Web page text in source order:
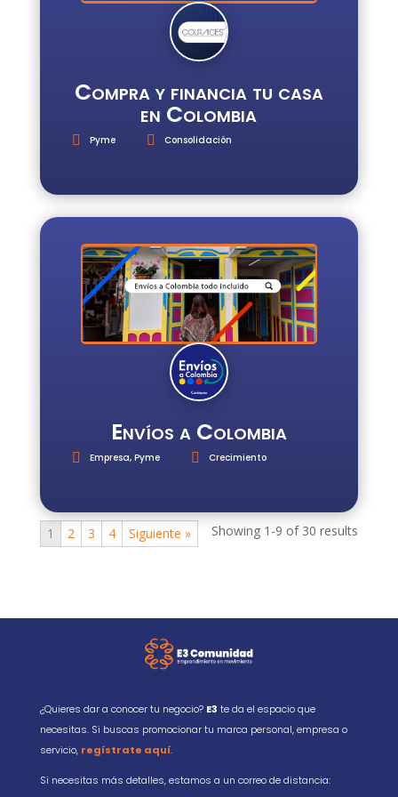
Compra y financia tu casa
en Colombia
Pyme Consolidación
Envíos a Colombia
Empresa, Pyme Crecimiento
Showing 1-9 of 30 results
1 2 3 4 Siguiente »
¿Quieres dar a conocer tu negocio? E3 te da el espacio que
necesitas. Si buscas promocionar tu marca personal, empresa o
servicio, regístrate aquí.
Si necesitas más detalles, estamos a un correo de distancia: